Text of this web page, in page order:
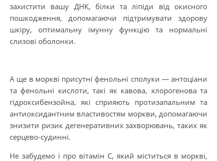
захистити вашу ДНК, білки та ліпіди від окисного
пошкодження, допомагаючи підтримувати здорову
шкіру, оптимальну імунну функцію та нормальні
слизові оболонки.
А ще в моркві присутні фенольні сполуки — антоціани
та фенольні кислоти, такі як кавова, хлорогенова та
гідроксибензойна, які сприяють протизапальним та
антиоксидантним властивостям моркви, допомагаючи
знизити ризик дегенеративних захворювань, таких як
серцево-судинні.
Не забудемо і про вітамін С, який міститься в моркві,